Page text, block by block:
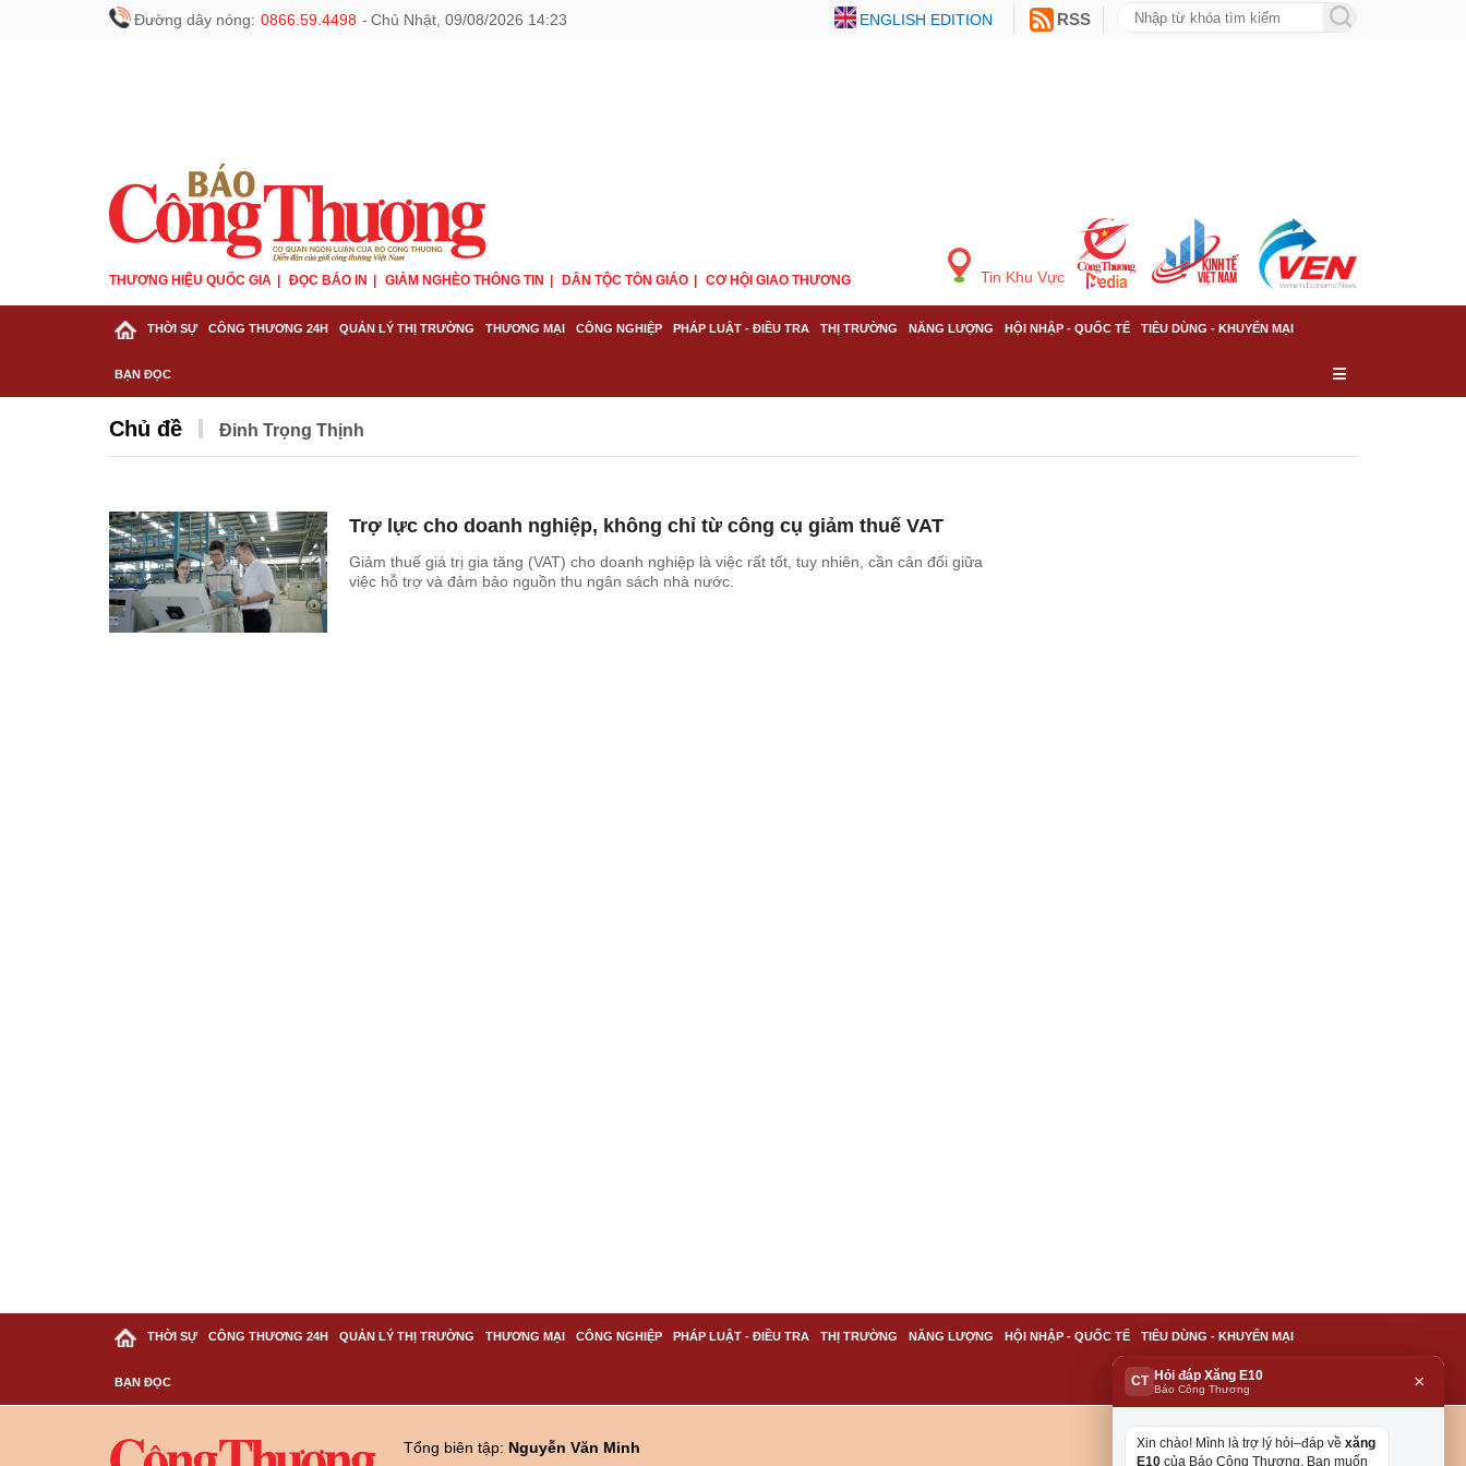
Đường dây nóng: 0866.59.4498 - Chủ Nhật, 09/08/2026 14:23 RSS
ENGLISH EDITION
THƯƠNG HIỆU QUỐC GIA ĐỌC BÁO IN GIẢM NGHÈO THÔNG TIN DÂN TỘC TÔN GIÁO CƠ HỘI GIAO THƯƠNG Tin Khu Vực
THỜI SỰ CÔNG THƯƠNG 24H QUẢN LÝ THỊ TRƯỜNG THƯƠNG MẠI CÔNG NGHIỆP PHÁP LUẬT - ĐIỀU TRA THỊ TRƯỜNG NĂNG LƯỢNG HỘI NHẬP - QUỐC TẾ TIÊU DÙNG - KHUYẾN MẠI
BẠN ĐỌC
Chủ đề Đinh Trọng Thịnh
Trợ lực cho doanh nghiệp, không chỉ từ công cụ giảm thuế VAT
Giảm thuế giá trị gia tăng (VAT) cho doanh nghiệp là việc rất tốt, tuy nhiên, cần cân đối giữa
việc hỗ trợ và đảm bảo nguồn thu ngân sách nhà nước.
THỜI SỰ CÔNG THƯƠNG 24H QUẢN LÝ THỊ TRƯỜNG THƯƠNG MẠI CÔNG NGHIỆP PHÁP LUẬT - ĐIỀU TRA THỊ TRƯỜNG NĂNG LƯỢNG HỘI NHẬP - QUỐC TẾ TIÊU DÙNG - KHUYẾN MẠI
BẠN ĐỌC
Tổng biên tập: Nguyễn Văn Minh
CT Hỏi đáp Xăng E10
Báo Công Thương ×
Xin chào! Mình là trợ lý hỏi–đáp về xăng
E10 của Báo Công Thương. Bạn muốn